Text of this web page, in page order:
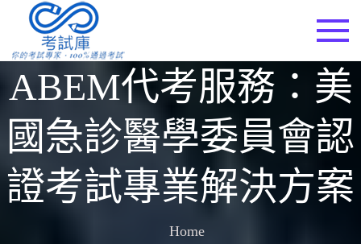
content
ABEM代考服務：美
國急診醫學委員會認
證考試專業解決方案
Home